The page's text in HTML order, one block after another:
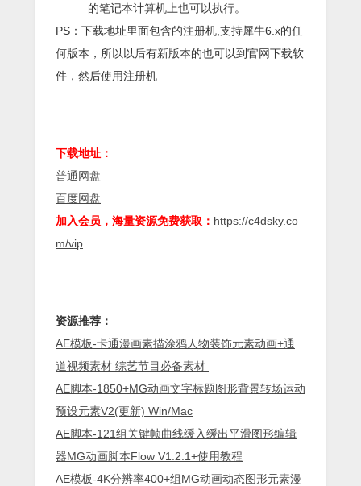
的笔记本计算机上也可以执行。
PS：下载地址里面包含的注册机,支持犀牛6.x的任
何版本，所以以后有新版本的也可以到官网下载软
件，然后使用注册机
下载地址：
普通网盘
百度网盘
加入会员，海量资源免费获取： https://c4dsky.co
m/vip
资源推荐：
AE模板-卡通漫画素描涂鸦人物装饰元素动画+通
道视频素材 综艺节目必备素材
AE脚本-1850+MG动画文字标题图形背景转场运动
预设元素V2(更新) Win/Mac
AE脚本-121组关键帧曲线缓入缓出平滑图形编辑
器MG动画脚本Flow V1.2.1+使用教程
AE模板-4K分辨率400+组MG动画动态图形元素漫